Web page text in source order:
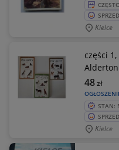
Kielce
części
Alderton
48zł
STAN:
Kielce